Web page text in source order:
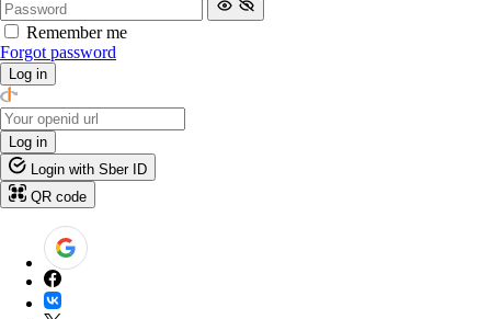
Remember me
Forgot password
Log in
Log in
Login with Sber ID
QR code